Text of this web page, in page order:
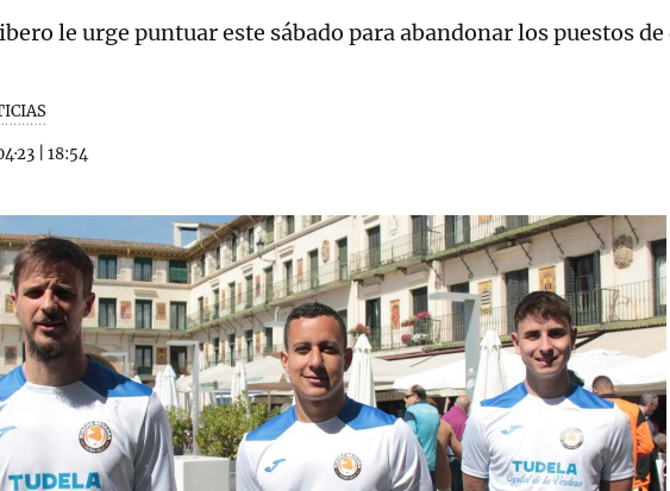
le urge puntuar este sábado para abandonar los puestos de
18:54